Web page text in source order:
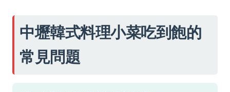
中壢韓式料理小菜吃到飽的
常見問題